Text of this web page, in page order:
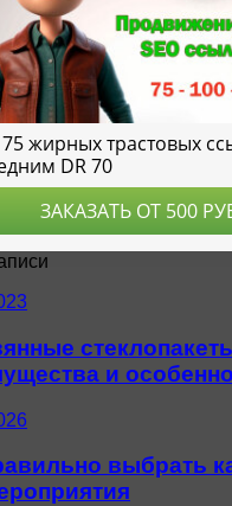
и
выбрать